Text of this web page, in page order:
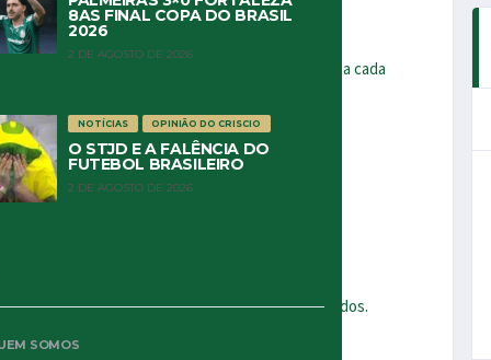
8AS FINAL COPA DO BRASIL
2026
2 DE AGOSTO DE 2026
NOTÍCIAS OPINIÃO DO CRISCIO
O STJD E A FALÊNCIA DO
FUTEBOL BRASILEIRO
2 DE AGOSTO DE 2026
SOMOS
prestar esta singela homenagem a cada uma, a cada
Feminino, seja das nossas categorias de base.
na qual vocês já deixaram vossos nomes marcados.